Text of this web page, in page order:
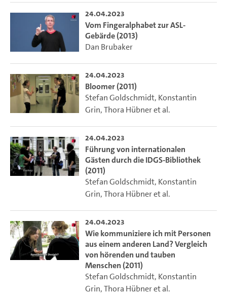
24.04.2023
Vom Fingeralphabet zur ASL-
Gebärde (2013)
Dan Brubaker
24.04.2023
Bloomer (2011)
Stefan Goldschmidt, Konstantin
Grin,Thora Hübneret al.
24.04.2023
Führung von internationalen
Gästen durch die IDGS-Bibliothek
(2011)
Stefan Goldschmidt, Konstantin
Grin,Thora Hübneret al.
24.04.2023
Wie kommuniziere ich mit Personen
aus einem anderen Land? Vergleich
von hörenden und tauben
Menschen (2011)
Stefan Goldschmidt, Konstantin
Grin,Thora Hübneret al.